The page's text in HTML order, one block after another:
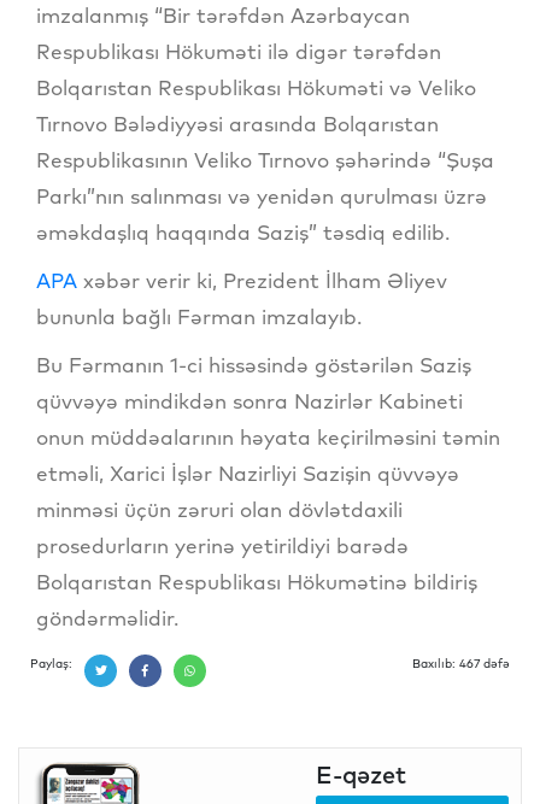
imzalanmış “Bir tərəfdən Azərbaycan
Respublikası Hökuməti ilə digər tərəfdən
Bolqarıstan Respublikası Hökuməti və Veliko
Tırnovo Bələdiyyəsi arasında Bolqarıstan
Respublikasının Veliko Tırnovo şəhərində “Şuşa
Parkı”nın salınması və yenidən qurulması üzrə
əməkdaşlıq haqqında Saziş” təsdiq edilib.
APA xəbər verir ki, Prezident İlham Əliyev
bununla bağlı Fərman imzalayıb.
Bu Fərmanın 1-ci hissəsində göstərilən Saziş
qüvvəyə mindikdən sonra Nazirlər Kabineti
onun müddəalarının həyata keçirilməsini təmin
etməli, Xarici İşlər Nazirliyi Sazişin qüvvəyə
minməsi üçün zəruri olan dövlətdaxili
prosedurların yerinə yetirildiyi barədə
Bolqarıstan Respublikası Hökumətinə bildiriş
göndərməlidir.
Paylaş: Baxılıb: 467 dəfə
E-qəzet